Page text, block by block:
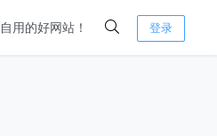
自用的好网站！ 登录